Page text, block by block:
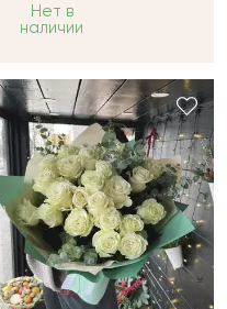
Нет в
наличии